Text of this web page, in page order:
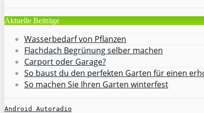
Aktuelle Beiträge
Wasserbedarf von Pflanzen
Flachdach Begrünung selber machen
Carport oder Garage?
So baust du den perfekten Garten für einen
So machen Sie Ihren Garten winterfest
Android Autoradio